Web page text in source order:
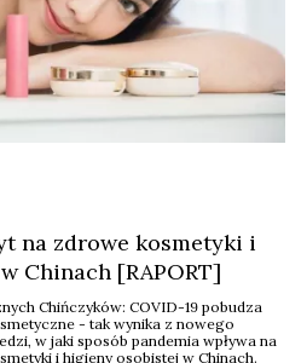
na zdrowe kosmetyki i
Chinach [RAPORT]
Chińczyków: COVID-19 pobudza
- tak wynika z nowego
w jaki sposób pandemia wpływa na
i higieny osobistej w Chinach.